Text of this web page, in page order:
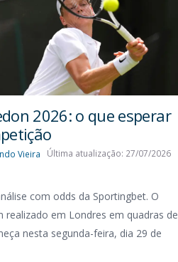
2026: o que esperar
Vieira Última atualização: 27/07/2026
com odds da Sportingbet. O
realizado em Londres em quadras de
nesta segunda-feira, dia 29 de